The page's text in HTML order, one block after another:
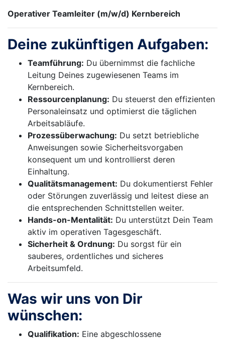
Operativer Teamleiter (m/w/d) Kernbereich
Deine zukünftigen Aufgaben:
Teamführung: Du übernimmst die fachliche
Leitung Deines zugewiesenen Teams im
Kernbereich.
Ressourcenplanung: Du steuerst den effizienten
Personaleinsatz und optimierst die täglichen
Arbeitsabläufe.
Prozessüberwachung: Du setzt betriebliche
Anweisungen sowie Sicherheitsvorgaben
konsequent um und kontrollierst deren
Einhaltung.
Qualitätsmanagement: Du dokumentierst Fehler
oder Störungen zuverlässig und leitest diese an
die entsprechenden Schnittstellen weiter.
Hands-on-Mentalität: Du unterstützt Dein Team
aktiv im operativen Tagesgeschäft.
Sicherheit & Ordnung: Du sorgst für ein
sauberes, ordentliches und sicheres
Arbeitsumfeld.
Was wir uns von Dir
wünschen:
Qualifikation: Eine abgeschlossene